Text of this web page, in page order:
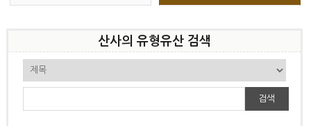
산사의 유형유산 검색
검색